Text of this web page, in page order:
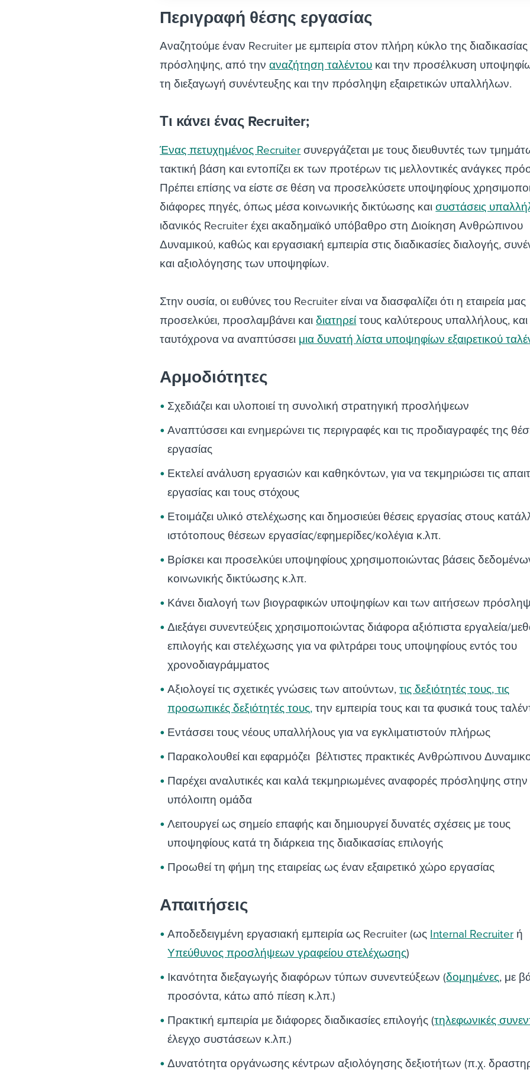
Περιγραφή θέσης εργασίας
Αναζητούμε έναν Recruiter με εμπειρία στον πλήρη κύκλο της διαδικασίας
πρόσληψης, από τηναναζήτηση ταλέντου και την προσέλκυση
τη διεξαγωγή συνέντευξης και την πρόσληψη εξαιρετικών υπαλλήλων.
Τι κάνει ένας Recruiter;
Ένας πετυχημένος Recruiter συνεργάζεται με τους διευθυντές των
τακτική βάση και εντοπίζει εκ των προτέρων τις μελλοντικές ανάγκες
Πρέπει επίσης να είστε σε θέση να προσελκύσετε υποψηφίους
διάφορες πηγές, όπως μέσα κοινωνικής δικτύωσης καισυστάσεις
ιδανικός Recruiter έχει ακαδημαϊκό υπόβαθρο στη Διοίκηση Ανθρώπινου
Δυναμικού, καθώς και εργασιακή εμπειρία στις διαδικασίες διαλογής,
και αξιολόγησης των υποψηφίων.
Στην ουσία, οι ευθύνες του Recruiter είναι να διασφαλίζει ότι η εταιρεία μας
προσελκύει, προσλαμβάνει καιδιατηρεί τους καλύτερους υπαλλήλους, και
ταυτόχρονα να αναπτύσσει μια δυνατή λίστα υποψηφίων εξαιρετικού
Αρμοδιότητες
Σχεδιάζει και υλοποιεί τη συνολική στρατηγική προσλήψεων
Αναπτύσσει και ενημερώνει τις περιγραφές και τις προδιαγραφές της
εργασίας
Εκτελεί ανάλυση εργασιών και καθηκόντων, για να τεκμηριώσει τις
εργασίας και τους στόχους
Ετοιμάζει υλικό στελέχωσης και δημοσιεύει θέσεις εργασίας στους
ιστότοπους θέσεων εργασίας/εφημερίδες/κολέγια κ.λπ.
Βρίσκει και προσελκύει υποψηφίους χρησιμοποιώντας βάσεις
κοινωνικής δικτύωσης κ.λπ.
Κάνει διαλογή των βιογραφικών υποψηφίων και των αιτήσεων
Διεξάγει συνεντεύξεις χρησιμοποιώντας διάφορα αξιόπιστα εργαλεία/
επιλογής και στελέχωσης για να φιλτράρει τους υποψηφίους εντός του
χρονοδιαγράμματος
Αξιολογεί τις σχετικές γνώσεις των αιτούντων,τις δεξιότητές τους, τις
προσωπικές δεξιότητές τους, την εμπειρία τους και τα φυσικά τους
Εντάσσει τους νέους υπαλλήλους για να εγκλιματιστούν πλήρως
Παρακολουθεί και εφαρμόζει βέλτιστες πρακτικές Ανθρώπινου
Παρέχει αναλυτικές και καλά τεκμηριωμένες αναφορές πρόσληψης στην
υπόλοιπη ομάδα
Λειτουργεί ως σημείο επαφής και δημιουργεί δυνατές σχέσεις με τους
υποψηφίους κατά τη διάρκεια της διαδικασίας επιλογής
Προωθεί τη φήμη της εταιρείας ως έναν εξαιρετικό χώρο εργασίας
Απαιτήσεις
Αποδεδειγμένη εργασιακή εμπειρία ως Recruiter (ως Internal Recruiter ή
Υπεύθυνος προσλήψεων γραφείου στελέχωσης)
Ικανότητα διεξαγωγής διαφόρων τύπων συνεντεύξεων (δομημένες, με
προσόντα, κάτω από πίεση κ.λπ.)
Πρακτική εμπειρία με διάφορες διαδικασίες επιλογής (τηλεφωνικές
έλεγχο συστάσεων κ.λπ.)
Δυνατότητα οργάνωσης κέντρων αξιολόγησης δεξιοτήτων (π.χ.